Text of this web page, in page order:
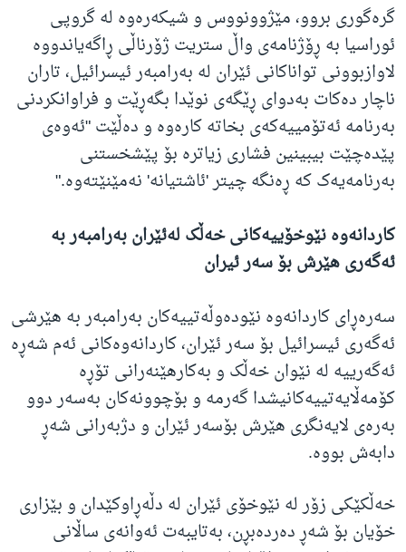
گرەگوری بروو، مێژوونووس و شیکەرەوە لە گروپی
ئوراسیا بە ڕۆژنامەی واڵ ستریت ژۆرناڵی ڕاگەیاندووە
لاوازبوونی تواناکانی ئێران لە بەرامبەر ئیسرائیل، تاران
ناچار دەکات بەدوای ڕێگەی نوێدا بگەڕێت و فراوانکردنی
بەرنامە ئەتۆمییەکەی بخاتە کارەوە و دەڵێت "ئەوەی
پێدەچێت بیبینین فشاری زیاترە بۆ پێشخستنی
بەرنامەیەک کە ڕەنگە چیتر 'ئاشتیانە' نەمێنێتەوە."
کاردانەوە نێوخۆییەکانی خەڵک لەئێران بەرامبەر بە
ئەگەری هێرش بۆ سەر ئیران
سەرەڕای کاردانەوە نێودەوڵەتییەکان بەرامبەر بە هێرشی
ئەگەری ئیسرائیل بۆ سەر ئێران، کاردانەوەکانی ئەم شەڕە
ئەگەرییە لە نێوان خەڵک و بەکارهێنەرانی تۆڕە
کۆمەڵایەتییەکانیشدا گەرمە و بۆچوونەکان بەسەر دوو
بەرەی لایەنگری هێرش بۆسەر ئێران و دژبەرانی شەڕ
دابەش بووە.
خەڵکێکی زۆر لە نێوخۆی ئێران لە دڵەڕاوکێدان و بێزاری
خۆیان بۆ شەڕ دەردەبڕن، بەتایبەت ئەوانەی ساڵانی